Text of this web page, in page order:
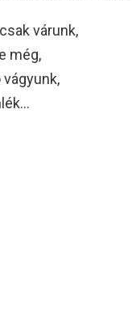
várunk,
még,